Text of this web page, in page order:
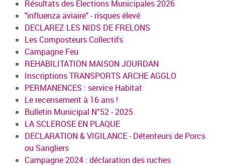
Résultats des Elections Municipales 2026
"influenza aviaire" - risques élevé
DECLAREZ LES NIDS DE FRELONS
Les Composteurs Collectifs
Campagne Feu
REHABILITATION MAISON JOURDAN
Inscriptions TRANSPORTS ARCHE AGGLO
PERMANENCES : service Habitat
Le recensement à 16 ans !
Bulletin Municipal N°52 - 2025
LA SCLEROSE EN PLAQUE
DECLARATION & VIGILANCE - Détenteurs de Porcs
ou Sangliers
Campagne 2024 : déclaration des ruches